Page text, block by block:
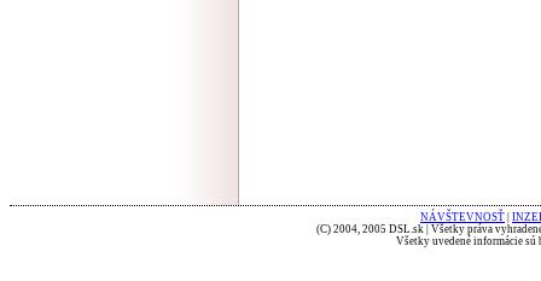
NÁVŠTEVNOSŤ
(C) 2004, 2005 DSL.sk | Všetky práva
Všetky uvedené informácie sú